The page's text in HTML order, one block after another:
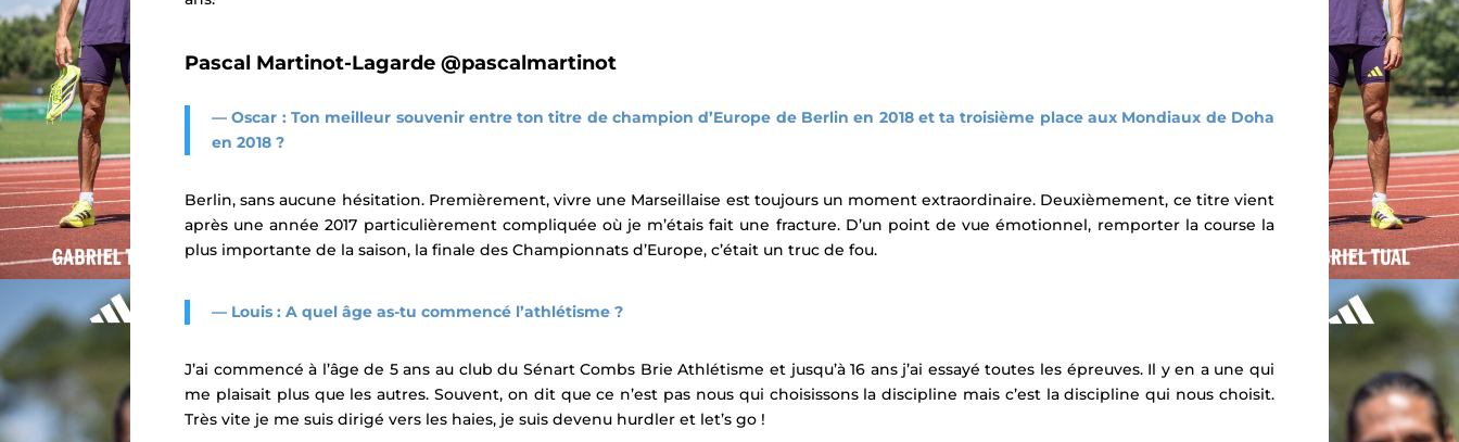
Pascal Martinot-Lagarde @pascalmartinot
— Oscar : Ton meilleur souvenir entre ton titre de champion d’Europe de Berlin en 2018 et ta troisième place aux Mondiaux de Doha
en 2018 ?
Berlin, sans aucune hésitation. Premièrement, vivre une Marseillaise est toujours un moment extraordinaire. Deuxièmement, ce titre vient
après une année 2017 particulièrement compliquée où je m’étais fait une fracture. D’un point de vue émotionnel, remporter la course la
plus importante de la saison, la finale des Championnats d’Europe, c’était un truc de fou.
— Louis : A quel âge as-tu commencé l’athlétisme ?
J’ai commencé à l’âge de 5 ans au club du Sénart Combs Brie Athlétisme et jusqu’à 16 ans j’ai essayé toutes les épreuves. Il y en a une qui
me plaisait plus que les autres. Souvent, on dit que ce n’est pas nous qui choisissons la discipline mais c’est la discipline qui nous choisit.
Très vite je me suis dirigé vers les haies, je suis devenu hurdler et let’s go !